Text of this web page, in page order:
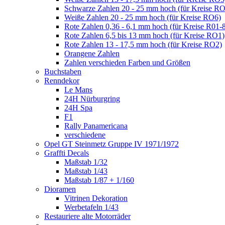
Schwarze Zahlen 20 - 25 mm hoch (für Kreise
Weiße Zahlen 20 - 25 mm hoch (für Kreise RO6)
Rote Zahlen 0,36 - 6,1 mm hoch (für Kreise R01-
Rote Zahlen 6,5 bis 13 mm hoch (für Kreise RO1)
Rote Zahlen 13 - 17,5 mm hoch (für Kreise RO2)
Orangene Zahlen
Zahlen verschieden Farben und Größen
Buchstaben
Renndekor
Le Mans
24H Nürburgring
24H Spa
F1
Rally Panamericana
verschiedene
Opel GT Steinmetz Gruppe IV 1971/1972
Graffti Decals
Maßstab 1/32
Maßstab 1/43
Maßstab 1/87 + 1/160
Dioramen
Vitrinen Dekoration
Werbetafeln 1/43
Restauriere alte Motorräder